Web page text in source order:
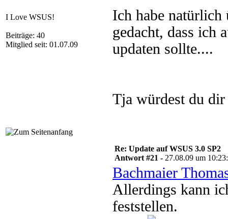
I Love WSUS!
Beiträge: 40
Mitglied seit: 01.07.09
Ich habe
gedacht, dass ich
updaten sollte....
Tja würdest du dir
Re: Update auf WSUS 3.0 SP2
Antwort #21 - 27.08.09 um
Bachmaier
Allerdings kann
feststellen.